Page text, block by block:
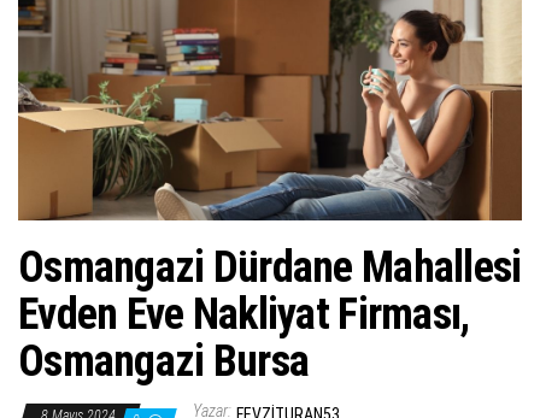
Osmangazi Dürdane Mahallesi
Evden Eve Nakliyat Firması,
Osmangazi Bursa
Yazar: